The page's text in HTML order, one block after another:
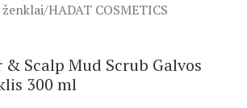
/HADAT COSMETICS
& Scalp Mud Scrub Galvos
300 ml